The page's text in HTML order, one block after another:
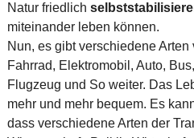
Natur friedlich
miteinander leben können.
Nun, es gibt verschiedene
Fahrrad, Elektromobil, Auto,
Flugzeug und So weiter. Das
mehr und mehr bequem. Es
dass verschiedene Arten der